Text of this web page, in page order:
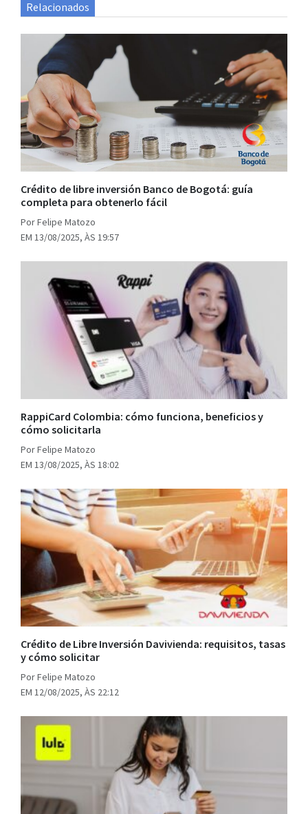
Relacionados
Crédito de libre inversión Banco de Bogotá: guía
completa para obtenerlo fácil
Por Felipe Matozo
EM 13/08/2025, ÀS 19:57
RappiCard Colombia: cómo funciona, beneficios y
cómo solicitarla
Por Felipe Matozo
EM 13/08/2025, ÀS 18:02
Crédito de Libre Inversión Davivienda: requisitos, tasas
y cómo solicitar
Por Felipe Matozo
EM 12/08/2025, ÀS 22:12